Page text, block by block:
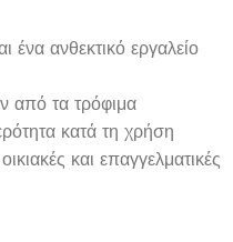
ανθεκτικό εργαλείο
από τα τρόφιμα
κατά τη χρήση
και επαγγελματικές